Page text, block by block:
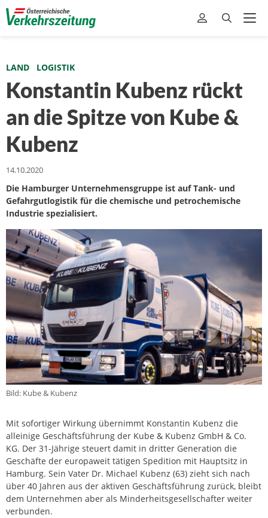
LAND LOGISTIK
Konstantin Kubenz rückt
an die Spitze von Kube &
Kubenz
14.10.2020
Die Hamburger Unternehmensgruppe ist auf Tank- und
Gefahrgutlogistik für die chemische und petrochemische
Industrie spezialisiert.
Bild: Kube & Kubenz
Mit sofortiger Wirkung übernimmt Konstantin Kubenz die
alleinige Geschäftsführung der Kube & Kubenz GmbH & Co.
KG. Der 31-Jährige steuert damit in dritter Generation die
Geschäfte der europaweit tätigen Spedition mit Hauptsitz in
Hamburg. Sein Vater Dr. Michael Kubenz (63) zieht sich nach
über 40 Jahren aus der aktiven Geschäftsführung zurück, bleibt
dem Unternehmen aber als Minderheitsgesellschafter weiter
verbunden.